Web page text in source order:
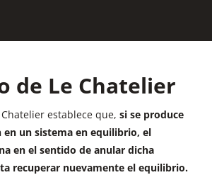
de Le Chatelier
establece que, si se produce
un sistema en equilibrio, el
en el sentido de anular dicha
recuperar nuevamente el equilibrio.